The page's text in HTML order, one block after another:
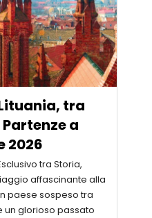
tra
a
2026
tra Storia,
affascinante alla
paese sospeso tra
un glorioso passato